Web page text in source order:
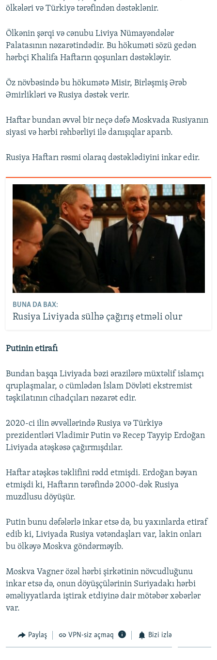
ölkələri və Türkiyə tərəfindən dəstəklənir.
Ölkənin şərqi və cənubu Liviya Nümayəndələr
Palatasının nəzarətindədir. Bu hökuməti sözü gedən
hərbçi Khalifa Haftarın qoşunları dəstəkləyir.
Öz növbəsində bu hökumətə Misir, Birləşmiş Ərəb
Əmirlikləri və Rusiya dəstək verir.
Haftar bundan əvvəl bir neçə dəfə Moskvada Rusiyanın
siyasi və hərbi rəhbərliyi ilə danışıqlar aparıb.
Rusiya Haftarı rəsmi olaraq dəstəklədiyini inkar edir.
BUNA DA BAX:
Rusiya Liviyada sülhə çağırış etməli olur
Putinin etirafı
Bundan başqa Liviyada bəzi ərazilərə müxtəlif islamçı
qruplaşmalar, o cümlədən İslam Dövləti ekstremist
təşkilatının cihadçıları nəzarət edir.
2020-ci ilin əvvəllərində Rusiya və Türkiyə
prezidentləri Vladimir Putin və Recep Tayyip Erdoğan
Liviyada atəşkəsə çağırmışdılar.
Haftar atəşkəs təklifini rədd etmişdi. Erdoğan bəyan
etmişdi ki, Haftarın tərəfində 2000-dək Rusiya
muzdlusu döyüşür.
Putin bunu dəfələrlə inkar etsə də, bu yaxınlarda etiraf
edib ki, Liviyada Rusiya vətəndaşları var, lakin onları
bu ölkəyə Moskva göndərməyib.
Moskva Vagner özəl hərbi şirkətinin növcudluğunu
inkar etsə də, onun döyüşçülərinin Suriyadakı hərbi
əməliyyatlarda iştirak etdiyinə dair mötəbər xəbərlər
var.
Paylaş VPN-siz açmaq Bizi izlə